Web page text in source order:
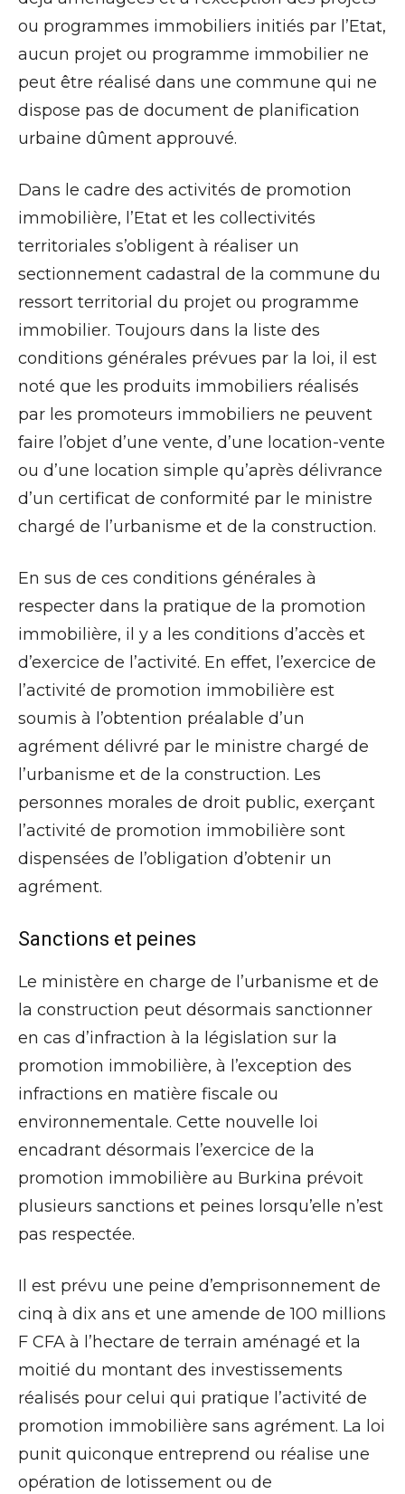
ou programmes immobiliers initiés par l’Etat,
aucun projet ou programme immobilier ne
peut être réalisé dans une commune qui ne
dispose pas de document de planification
urbaine dûment approuvé.
Dans le cadre des activités de promotion
immobilière, l’Etat et les collectivités
territoriales s’obligent à réaliser un
sectionnement cadastral de la commune du
ressort territorial du projet ou programme
immobilier. Toujours dans la liste des
conditions générales prévues par la loi, il est
noté que les produits immobiliers réalisés
par les promoteurs immobiliers ne peuvent
faire l’objet d’une vente, d’une location-vente
ou d’une location simple qu’après délivrance
d’un certificat de conformité par le ministre
chargé de l’urbanisme et de la construction.
En sus de ces conditions générales à
respecter dans la pratique de la promotion
immobilière, il y a les conditions d’accès et
d’exercice de l’activité. En effet, l’exercice de
l’activité de promotion immobilière est
soumis à l’obtention préalable d’un
agrément délivré par le ministre chargé de
l’urbanisme et de la construction. Les
personnes morales de droit public, exerçant
l’activité de promotion immobilière sont
dispensées de l’obligation d’obtenir un
agrément.
Sanctions et peines
Le ministère en charge de l’urbanisme et de
la construction peut désormais sanctionner
en cas d’infraction à la législation sur la
promotion immobilière, à l’exception des
infractions en matière fiscale ou
environnementale. Cette nouvelle loi
encadrant désormais l’exercice de la
promotion immobilière au Burkina prévoit
plusieurs sanctions et peines lorsqu’elle n’est
pas respectée.
Il est prévu une peine d’emprisonnement de
cinq à dix ans et une amende de 100 millions
F CFA à l’hectare de terrain aménagé et la
moitié du montant des investissements
réalisés pour celui qui pratique l’activité de
promotion immobilière sans agrément. La loi
punit quiconque entreprend ou réalise une
opération de lotissement ou de